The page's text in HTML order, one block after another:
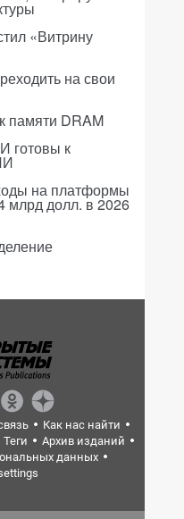
«Витрину
на свои
памяти DRAM
готовы к
на платформы
млрд долл. в 2026
Как нас найти
Теги
Архив изданий
данных